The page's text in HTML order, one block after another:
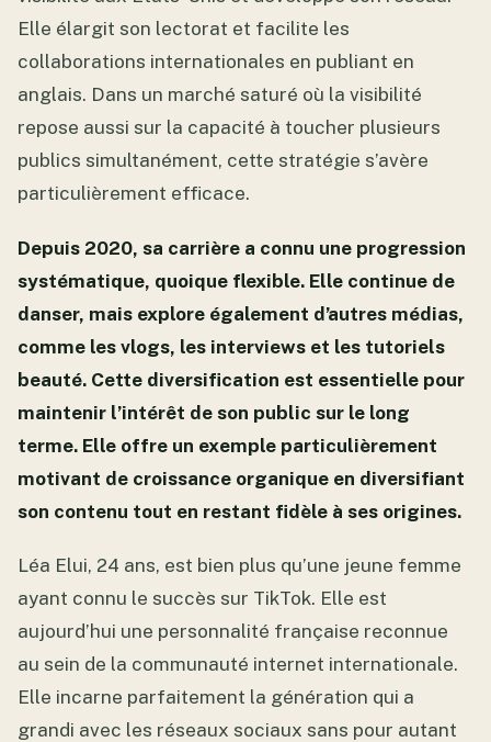
Elle élargit son lectorat et facilite les
collaborations internationales en publiant en
anglais. Dans un marché saturé où la visibilité
repose aussi sur la capacité à toucher plusieurs
publics simultanément, cette stratégie s’avère
particulièrement efficace.
Depuis 2020, sa carrière a connu une progression
systématique, quoique flexible. Elle continue de
danser, mais explore également d’autres médias,
comme les vlogs, les interviews et les tutoriels
beauté. Cette diversification est essentielle pour
maintenir l’intérêt de son public sur le long
terme. Elle offre un exemple particulièrement
motivant de croissance organique en diversifiant
son contenu tout en restant fidèle à ses origines.
Léa Elui, 24 ans, est bien plus qu’une jeune femme
ayant connu le succès sur TikTok. Elle est
aujourd’hui une personnalité française reconnue
au sein de la communauté internet internationale.
Elle incarne parfaitement la génération qui a
grandi avec les réseaux sociaux sans pour autant